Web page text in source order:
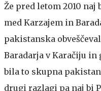
Že pred letom 2010
med Karzajem in
pakistanska
Baradarja v Karačiju in
bila to skupna
drugi razlagi pa naj bi